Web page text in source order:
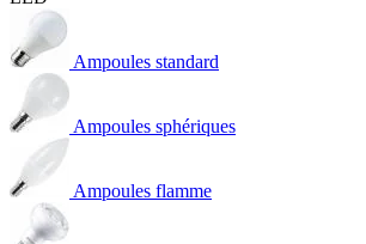
Ampoules standard
Ampoules sphériques
Ampoules flamme